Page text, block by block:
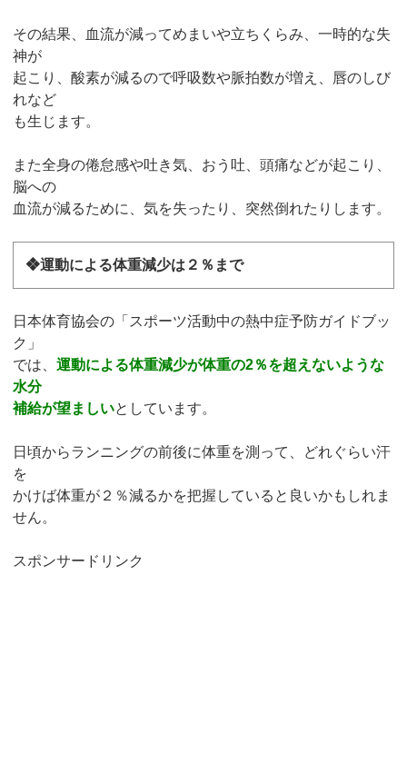
その結果、血流が減ってめまいや立ちくらみ、一時的な失
神が
起こり、酸素が減るので呼吸数や脈拍数が増え、唇のしび
れなど
も生じます。
また全身の倦怠感や吐き気、おう吐、頭痛などが起こり、
脳への
血流が減るために、気を失ったり、突然倒れたりします。
❖運動による体重減少は２％まで
日本体育協会の「スポーツ活動中の熱中症予防ガイドブッ
ク」
では、運動による体重減少が体重の2％を超えないような
水分
補給が望ましいとしています。
日頃からランニングの前後に体重を測って、どれぐらい汗
を
かけば体重が２％減るかを把握していると良いかもしれま
せん。
スポンサードリンク